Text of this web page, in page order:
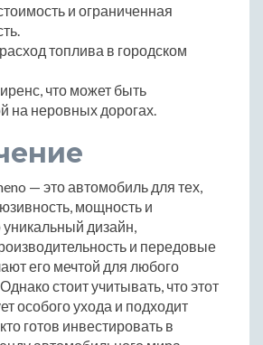
и ограниченная
топлива в городском
что может быть
на неровных дорогах.
— это автомобиль для тех,
мощность и
дизайн,
и передовые
его мечтой для любого
стоит учитывать, что этот
особого ухода и подходит
готов инвестировать в